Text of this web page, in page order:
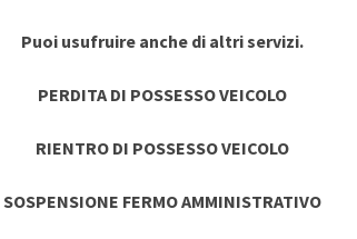
Puoi usufruire anche di altri servizi.
PERDITA DI POSSESSO VEICOLO
RIENTRO DI POSSESSO VEICOLO
SOSPENSIONE FERMO AMMINISTRATIVO